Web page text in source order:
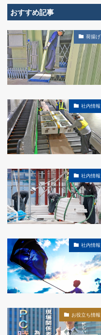
おすすめ記事
荷揚げ
社内情報
社内情報
社内情報
お役立ち情報